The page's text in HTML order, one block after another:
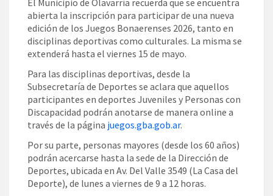
abierta la inscripción para participar de una nueva
edición de los Juegos Bonaerenses 2026, tanto en
disciplinas deportivas como culturales. La misma se
extenderá hasta el viernes 15 de mayo.
Para las disciplinas deportivas, desde la
Subsecretaría de Deportes se aclara que aquellos
participantes en deportes Juveniles y Personas con
Discapacidad podrán anotarse de manera online a
través de la página juegos.gba.gob.ar.
Por su parte, personas mayores (desde los 60 años)
podrán acercarse hasta la sede de la Dirección de
Deportes, ubicada en Av. Del Valle 3549 (La Casa del
Deporte), de lunes a viernes de 9 a 12 horas.